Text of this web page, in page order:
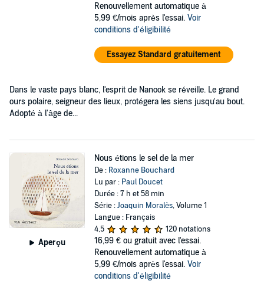
Renouvellement automatique à
5,99 €/mois après l'essai. Voir
conditions d'éligibilité
Essayez Standard gratuitement
Dans le vaste pays blanc, l'esprit de Nanook se réveille. Le grand
ours polaire, seigneur des lieux, protégera les siens jusqu'au bout.
Adopté à l'âge de...
Aperçu
Nous étions le sel de la mer
De : Roxanne Bouchard
Lu par : Paul Doucet
Durée : 7 h et 58 min
Série :Joaquin Moralès, Volume 1
Langue : Français
4,5
120 notations
16,99 € ou gratuit avec l'essai.
Renouvellement automatique à
5,99 €/mois après l'essai. Voir
conditions d'éligibilité